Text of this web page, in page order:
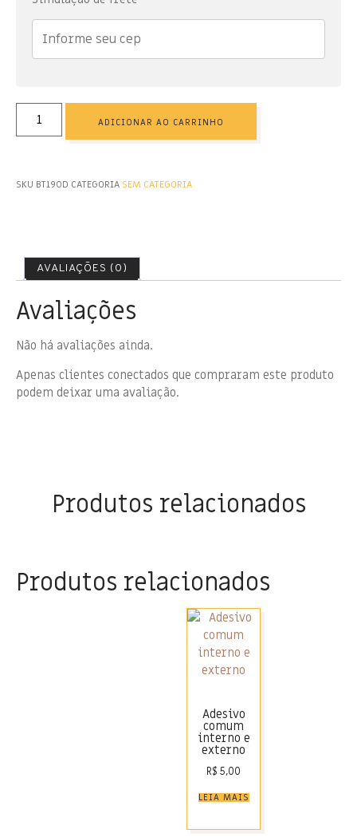
ADICIONAR AO CARRINHO
SKU BT190D CATEGORIA SEM CATEGORIA
AVALIAÇÕES (0)
Avaliações
Não há avaliações ainda.
Apenas clientes conectados que compraram este produto
podem deixar uma avaliação.
Produtos relacionados
Produtos relacionados
Adesivo
comum
interno e
externo
R$ 5,00
LEIA MAIS